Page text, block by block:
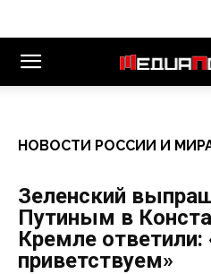
НОВОСТИ РОССИИ И
Зеленский
Путиным в
Кремле
приветствуем»